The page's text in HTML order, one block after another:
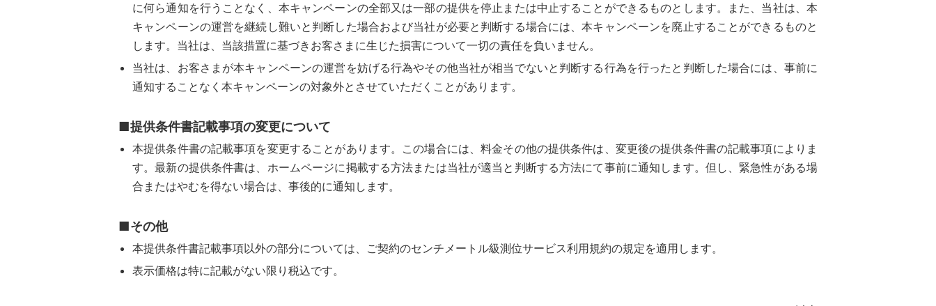
に何ら通知を行うことなく、本キャンペーンの全部又は一部の提供を停止または中止することができるものとします。また、当社は、本
キャンペーンの運営を継続し難いと判断した場合および当社が必要と判断する場合には、本キャンペーンを廃止することができるものと
します。当社は、当該措置に基づきお客さまに生じた損害について一切の責任を負いません。
当社は、お客さまが本キャンペーンの運営を妨げる行為やその他当社が相当でないと判断する行為を行ったと判断した場合には、事前に
通知することなく本キャンペーンの対象外とさせていただくことがあります。
■提供条件書記載事項の変更について
本提供条件書の記載事項を変更することがあります。この場合には、料金その他の提供条件は、変更後の提供条件書の記載事項によりま
す。最新の提供条件書は、ホームページに掲載する方法または当社が適当と判断する方法にて事前に通知します。但し、緊急性がある場
合またはやむを得ない場合は、事後的に通知します。
■その他
本提供条件書記載事項以外の部分については、ご契約のセンチメートル級測位サービス利用規約の規定を適用します。
表示価格は特に記載がない限り税込です。